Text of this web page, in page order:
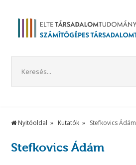
Nyitóoldal Kutatók Stefkovics Ádám
Stefkovics Ádám